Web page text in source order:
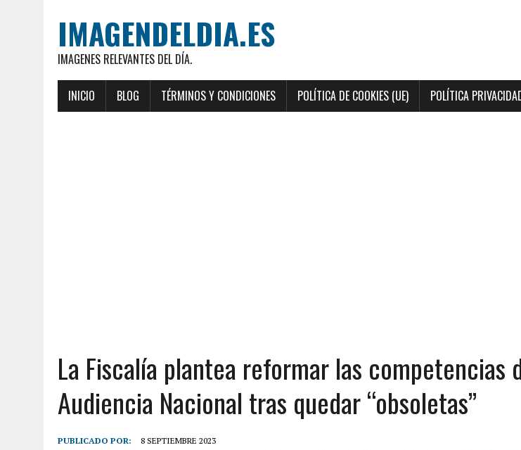
IMAGENDELDIA.ES
IMAGENES RELEVANTES DEL DÍA.
INICIO BLOG TÉRMINOS Y CONDICIONES POLÍTICA DE COOKIES (UE) POLÍTICA
La Fiscalía plantea reformar las competencias
Audiencia Nacional tras quedar “obsoletas”
PUBLICADO POR: 8 SEPTIEMBRE 2023